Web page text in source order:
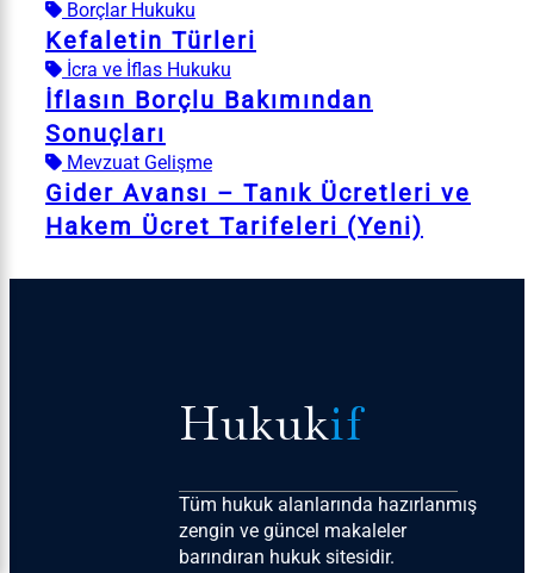
Borçlar Hukuku
Kefaletin Türleri
İcra ve İflas Hukuku
İflasın Borçlu Bakımından
Sonuçları
Mevzuat Gelişme
Gider Avansı – Tanık Ücretleri ve
Hakem Ücret Tarifeleri (Yeni)
Hukukif
Tüm hukuk alanlarında hazırlanmış
zengin ve güncel makaleler
barındıran hukuk sitesidir.